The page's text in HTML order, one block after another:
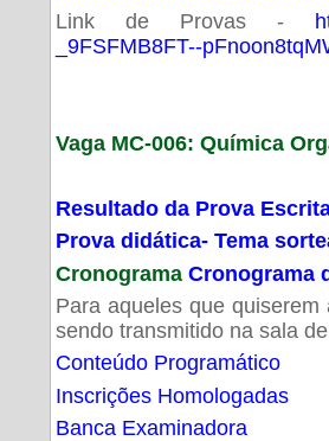
Link de Provas -
_9FSFMB8FT--
Vaga MC-006: Química
Resultado da Prova
Prova didática- Tema
Cronograma Cronograma
Para aqueles que
sendo transmitido na sala
Conteúdo Programático
Inscrições Homologadas
Banca Examinadora